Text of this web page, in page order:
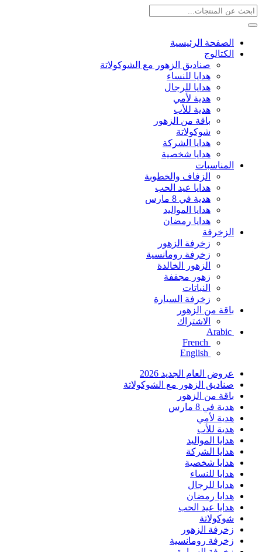
الصفحة الرئيسية
الكتالوج
صناديق الزهور مع الشوكولاتة
هدايا للنساء
هدايا للرجال
هدية لأمي
هدية للأب
باقة من الزهور
شوكولاتة
هدايا الشركة
هدايا شخصية
المناسبات
الزفاف والخطوبة
هدايا عيد الحب
هدية في 8 مارس
هدايا المواليد
هدايا رمضان
الزخرفة
زخرفة الزهور
زخرفة رومانسية
الزهور الخالدة
زهور مجففة
النباتات
زخرفة السيارة
باقة من الزهور
الاشتراك
Arabic
French
English
عروض العام الجديد 2026
صناديق الزهور مع الشوكولاتة
باقة من الزهور
هدية في 8 مارس
هدية لأمي
هدية للأب
هدايا المواليد
هدايا الشركة
هدايا شخصية
هدايا للنساء
هدايا للرجال
هدايا رمضان
هدايا عيد الحب
شوكولاتة
زخرفة الزهور
زخرفة رومانسية